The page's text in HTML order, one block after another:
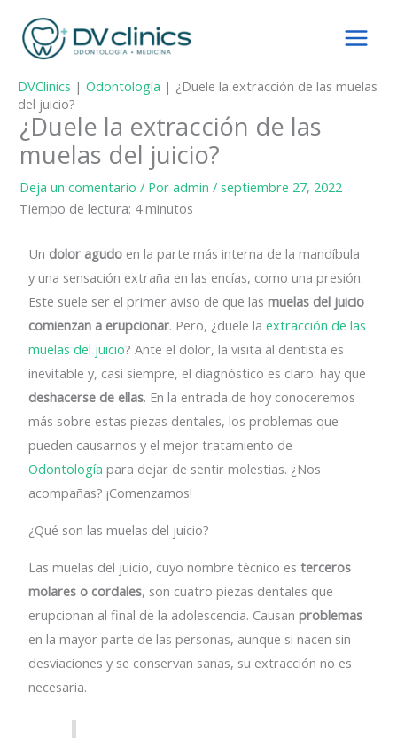
contenido
DVClinics | Odontología | ¿Duele la extracción de las muelas
del juicio?
¿Duele la extracción de las
muelas del juicio?
Deja un comentario / Poradmin/septiembre 27, 2022
Tiempo de lectura: 4 minutos
Un dolor agudo en la parte más interna de la mandíbula
y una sensación extraña en las encías, como una presión.
Este suele ser el primer aviso de que lasmuelas del juicio
comienzan a erupcionar. Pero, ¿duele laextracción de las
muelas del juicio? Ante el dolor, la visita al dentista es
inevitable y, casi siempre, el diagnóstico es claro: hay que
deshacerse de ellas. En la entrada de hoy conoceremos
más sobre estas piezas dentales, los problemas que
pueden causarnos y el mejor tratamiento de
Odontología para dejar de sentir molestias. ¿Nos
acompañas? ¡Comenzamos!
¿Qué son las muelas del juicio?
Las muelas del juicio, cuyo nombre técnico esterceros
molares o cordales, son cuatro piezas dentales que
erupcionan al final de la adolescencia. Causanproblemas
en la mayor parte de las personas, aunque si nacen sin
desviaciones y se conservan sanas, su extracción no es
necesaria.